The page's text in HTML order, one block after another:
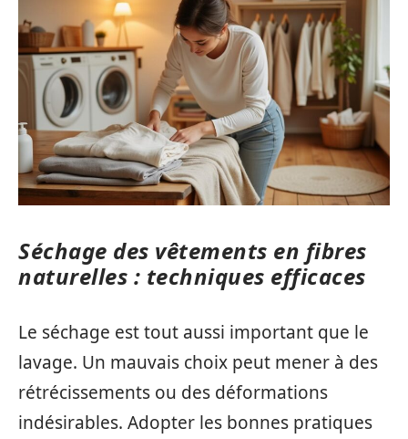
Séchage des vêtements en fibres
naturelles : techniques efficaces
Le séchage est tout aussi important que le
lavage. Un mauvais choix peut mener à des
rétrécissements ou des déformations
indésirables. Adopter les bonnes pratiques